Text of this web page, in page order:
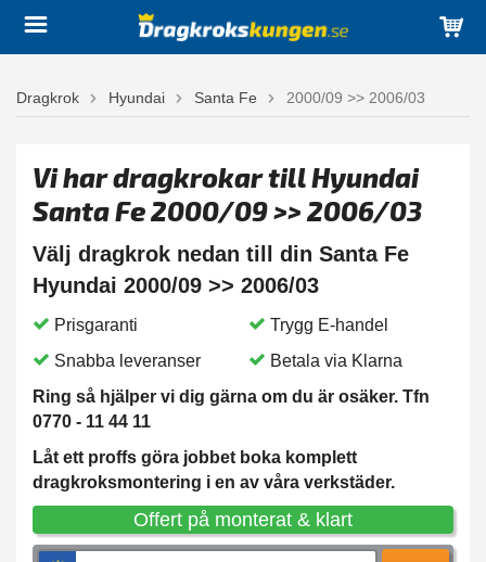
Dragkrok Hyundai Santa Fe 2000/09 >> 2006/03
Vi har dragkrokar till Hyundai
Santa Fe 2000/09 >> 2006/03
Välj dragkrok nedan till din Santa Fe
Hyundai 2000/09 >> 2006/03
Prisgaranti
Trygg E-handel
Snabba leveranser
Betala via Klarna
Ring så hjälper vi dig gärna om du är osäker. Tfn
0770 - 11 44 11
Låt ett proffs göra jobbet boka komplett
dragkroksmontering i en av våra verkstäder.
Offert på monterat & klart